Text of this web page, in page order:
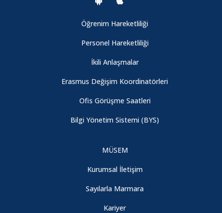
Öğrenim Hareketliliği
Personel Hareketliliği
İkili Anlaşmalar
Erasmus Değişim Koordinatörleri
Ofis Görüşme Saatleri
Bilgi Yönetim Sistemi (BYS)
MÜSEM
Kurumsal İletişim
Sayılarla Marmara
Kariyer